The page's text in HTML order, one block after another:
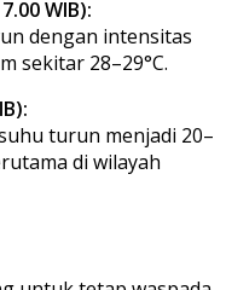
WIB):
dengan intensitas
sekitar 28–29°C.
turun menjadi 20–
di wilayah